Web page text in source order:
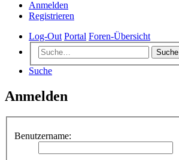
Anmelden
Registrieren
Log-Out Portal Foren-Übersicht
Suche
Suche
Anmelden
Benutzername: